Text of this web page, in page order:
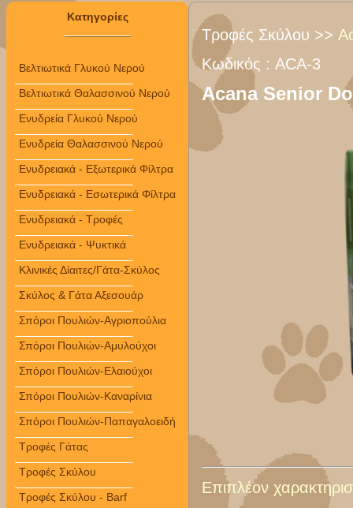
Κατηγορίες
Βελτιωτικά Γλυκού Νερού
Βελτιωτικά Θαλασσινού Νερού
Ενυδρεία Γλυκού Νερού
Ενυδρεία Θαλασσινού Νερού
Ενυδρειακά - Εξωτερικά Φίλτρα
Ενυδρειακά - Εσωτερικά Φίλτρα
Ενυδρειακά - Τροφές
Ενυδρειακά - Ψυκτικά
Κλινικές Δίαιτες/Γάτα-Σκύλος
Σκύλος & Γάτα Αξεσουάρ
Σπόροι Πουλιών-Αγριοπούλια
Σπόροι Πουλιών-Αμυλούχοι
Σπόροι Πουλιών-Ελαιούχοι
Σπόροι Πουλιών-Καναρίνια
Σπόροι Πουλιών-Παπαγαλοειδή
Τροφές Γάτας
Τροφές Σκύλου
Τροφές Σκύλου - Barf
Τροφές Σκύλου >>
Κωδικός : ACA-3
Acana Senior
Επιπλέον